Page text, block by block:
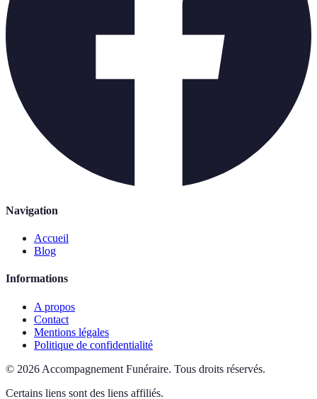
Navigation
Accueil
Blog
Informations
A propos
Contact
Mentions légales
Politique de confidentialité
© 2026 Accompagnement Funéraire. Tous droits réservés.
Certains liens sont des liens affiliés.